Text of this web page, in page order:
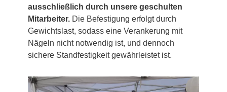
ausschließlich durch unsere geschulten
Mitarbeiter. Die Befestigung erfolgt durch
Gewichtslast, sodass eine Verankerung mit
Nägeln nicht notwendig ist, und dennoch
sichere Standfestigkeit gewährleistet ist.